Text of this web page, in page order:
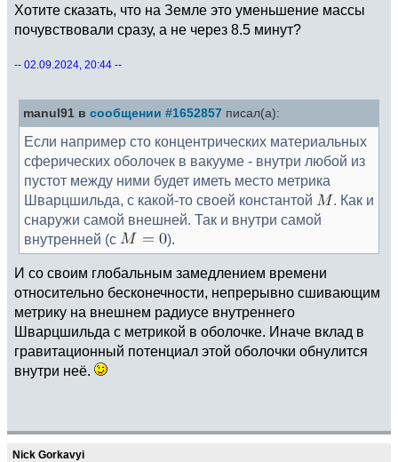
Хотите сказать, что на Земле это уменьшение массы
почувствовали сразу, а не через 8.5 минут?
-- 02.09.2024, 20:44 --
manul91 в сообщении #1652857 писал(а):
Если например сто концентрических материальных
сферических оболочек в вакууме - внутри любой из
пустот между ними будет иметь место метрика
Шварцшильда, с какой-то своей константой
. Как и
снаружи самой внешней. Так и внутри самой
внутренней (с
).
И со своим глобальным замедлением времени
относительно бесконечности, непрерывно сшивающим
метрику на внешнем радиусе внутреннего
Шварцшильда с метрикой в оболочке. Иначе вклад в
гравитационный потенциал этой оболочки обнулится
внутри неё.
Nick Gorkavyi